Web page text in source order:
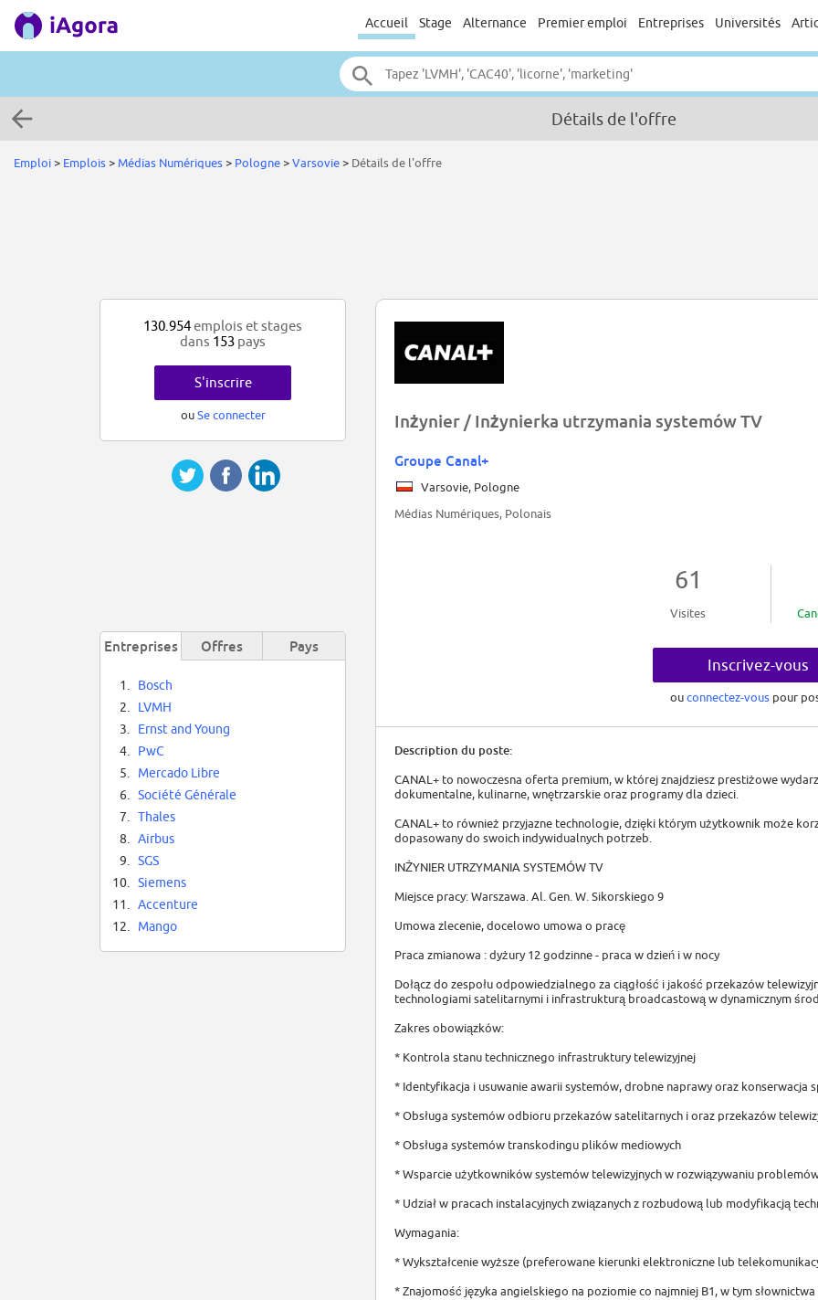
Accueil Stage Alternance Premier emploi Entreprises Universités
Détails de l'offre
Emploi> Emplois> Médias Numériques> Pologne>Varsovie> Détails de l'offre
Inżynier / Inżynierka utrzymania systemów TV
Groupe Canal+
Varsovie, Pologne
Médias Numériques, Polonais
61
Visites
Inscrivez-vous
ouconnectez-vouspour
Description du poste:
CANAL+ to nowoczesna oferta premium, w której znajdziesz prestiżowe
dokumentalne, kulinarne, wnętrzarskie oraz programy dla dzieci.
CANAL+ to również przyjazne technologie, dzięki którym użytkownik może
dopasowany do swoich indywidualnych potrzeb.
INŻYNIER UTRZYMANIA SYSTEMÓW TV
Miejsce pracy: Warszawa. Al. Gen. W. Sikorskiego 9
Umowa zlecenie, docelowo umowa o pracę
Praca zmianowa : dyżury 12 godzinne - praca w dzień i w nocy
Dołącz do zespołu odpowiedzialnego za ciągłość i jakość przekazów
technologiami satelitarnymi i infrastrukturą broadcastową w dynamicznym
Zakres obowiązków:
* Kontrola stanu technicznego infrastruktury telewizyjnej
* Identyfikacja i usuwanie awarii systemów, drobne naprawy oraz konserwacja
* Obsługa systemów odbioru przekazów satelitarnych i oraz przekazów
* Obsługa systemów transkodingu plików mediowych
* Wsparcie użytkowników systemów telewizyjnych w rozwiązywaniu
* Udział w pracach instalacyjnych związanych z rozbudową lub modyfikacją
Wymagania:
* Wykształcenie wyższe (preferowane kierunki elektroniczne lub
* Znajomość języka angielskiego na poziomie co najmniej B1, w tym
130.954emplois et stages
dans 153 pays
S'inscrire
ouSe connecter
Entreprises Offres Pays
1.
Bosch
2.
LVMH
3.
Ernst and Young
4.
PwC
5.
Mercado Libre
6.
Société Générale
7.
Thales
8.
Airbus
9.
SGS
10.
Siemens
11.
Accenture
12.
Mango